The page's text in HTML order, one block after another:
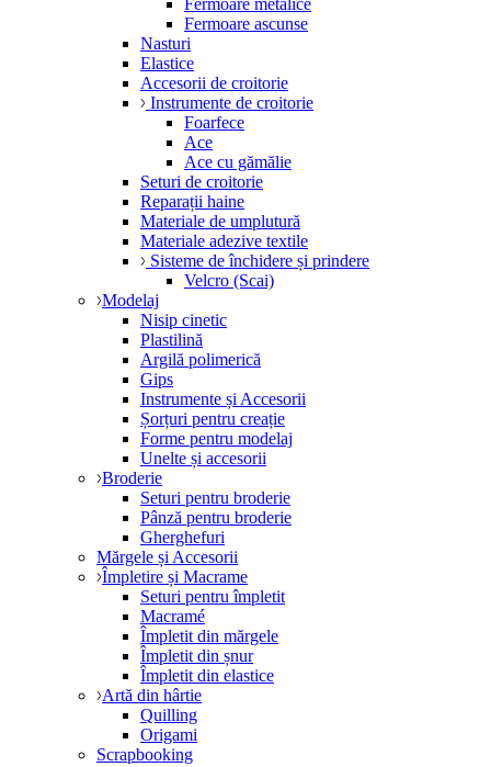
Fermoare metalice
Fermoare ascunse
Nasturi
Elastice
Accesorii de croitorie
Instrumente de croitorie
Foarfece
Ace
Ace cu gămălie
Seturi de croitorie
Reparații haine
Materiale de umplutură
Materiale adezive textile
Sisteme de închidere și prindere
Velcro (Scai)
Modelaj
Nisip cinetic
Plastilină
Argilă polimerică
Gips
Instrumente și Accesorii
Șorțuri pentru creație
Forme pentru modelaj
Unelte și accesorii
Broderie
Seturi pentru broderie
Pânză pentru broderie
Gherghefuri
Mărgele și Accesorii
Împletire și Macrame
Seturi pentru împletit
Macramé
Împletit din mărgele
Împletit din șnur
Împletit din elastice
Artă din hârtie
Quilling
Origami
Scrapbooking